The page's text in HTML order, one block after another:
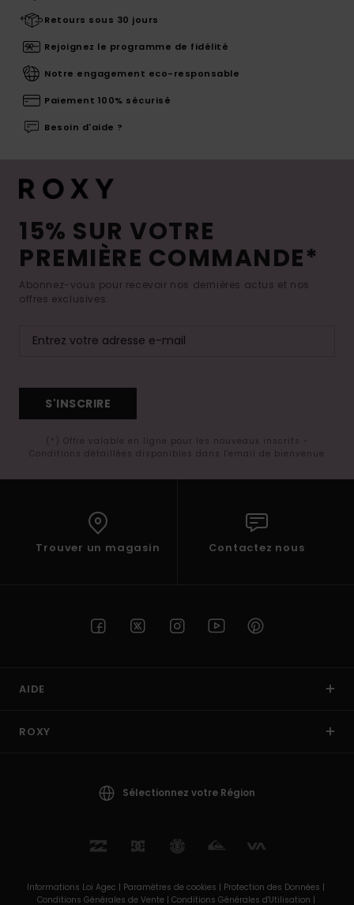
Retours sous 30 jours
Rejoignez le programme de fidélité
Notre engagement eco-responsable
Paiement 100% sécurisé
Besoin d'aide ?
15% SUR VOTRE
PREMIÈRE COMMANDE*
Abonnez-vous pour recevoir nos dernières actus et nos
offres exclusives.
S'INSCRIRE
(*) Offre valable en ligne pour les nouveaux inscrits -
Conditions détaillées disponibles dans l'email de bienvenue
Trouver un magasin Contactez nous
AIDE
ROXY
Sélectionnez votre Région
Informations Loi Agec | Paramètres de cookies | Protection des Données |
Conditions Générales de Vente | Conditions Générales d'Utilisation |